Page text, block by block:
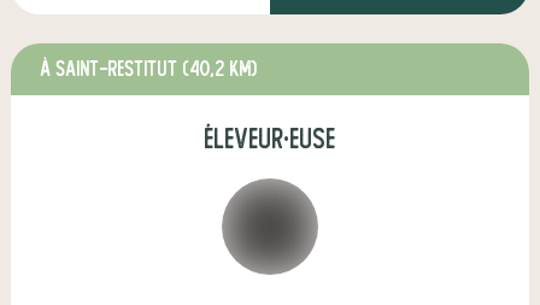
à Saint-Restitut (40,2 km)
éleveur·euse